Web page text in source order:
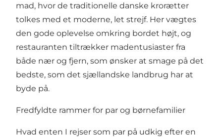
mad, hvor de traditionelle danske krorætter
tolkes med et moderne, let strejf. Her vægtes
den gode oplevelse omkring bordet højt, og
restauranten tiltrækker madentusiaster fra
både nær og fjern, som ønsker at smage på det
bedste, som det sjællandske landbrug har at
byde på.
Fredfyldte rammer for par og børnefamilier
Hvad enten I rejser som par på udkig efter en